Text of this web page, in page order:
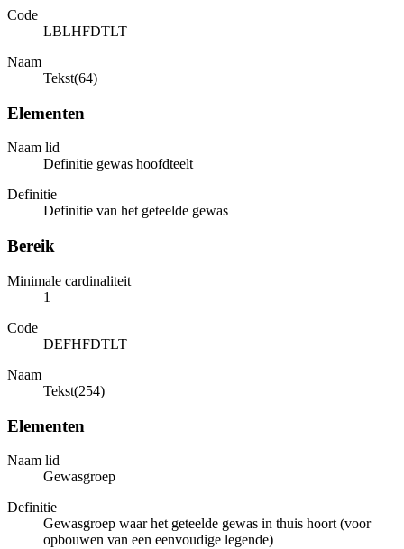
Code
LBLHFDTLT
Naam
Tekst(64)
Elementen
Naam lid
Definitie gewas hoofdteelt
Definitie
Definitie van het geteelde gewas
Bereik
Minimale cardinaliteit
1
Code
DEFHFDTLT
Naam
Tekst(254)
Elementen
Naam lid
Gewasgroep
Definitie
Gewasgroep waar het geteelde gewas in thuis hoort (voor
opbouwen van een eenvoudige legende)